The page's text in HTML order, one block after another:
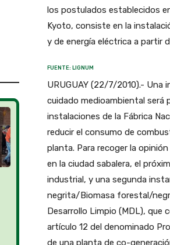
los postulados establecidos
Kyoto, consiste en la
y de energía eléctrica a partir
FUENTE: LIGNUM
URUGUAY (22/7/2010).-
cuidado medioambiental será
instalaciones de la Fábrica
reducir el consumo de
planta. Para recoger la
en la ciudad sabalera, el
industrial, y una segunda
negrita/Biomasa forestal/
Desarrollo Limpio (MDL), que
artículo 12 del denominado
de una planta de co-